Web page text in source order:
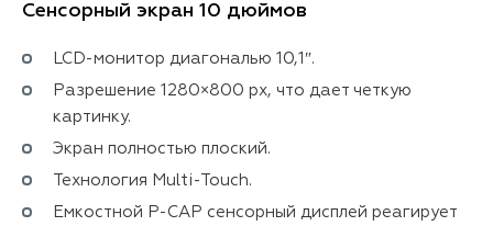
Сенсорный экран 10 дюймов
LCD-монитор диагональю 10,1″.
Разрешение 1280×800 px, что дает четкую
картинку.
Экран полностью плоский.
Технология Multi-Touch.
Емкостной P-CAP сенсорный дисплей реагирует